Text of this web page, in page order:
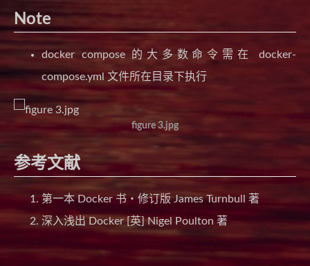
Note
docker compose 的大多数命令需在 docker-
compose.yml 文件所在目录下执行
figure 3.jpg
参考文献
第一本 Docker 书・修订版 James Turnbull 著
深入浅出 Docker [英] Nigel Poulton 著